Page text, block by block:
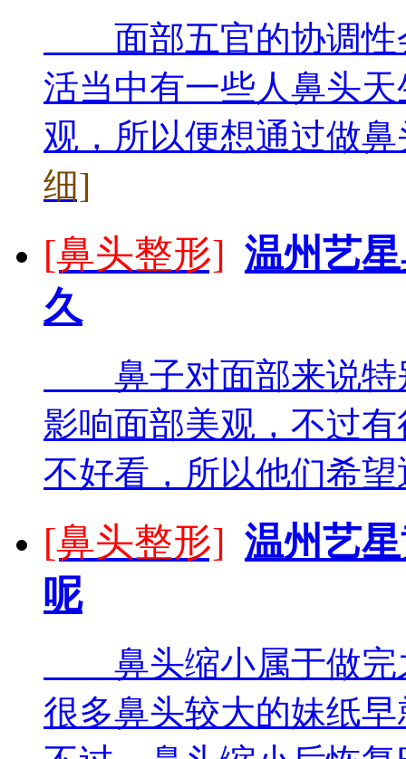
面部五官的协调性
活当中有一些人鼻头
观，所以便想通过做
细]
[鼻头整形] 温州艺
久
鼻子对面部来说特
影响面部美观，不过
不好看，所以他们希
[鼻头整形] 温州艺
呢
鼻头缩小属于做完
很多鼻头较大的妹纸